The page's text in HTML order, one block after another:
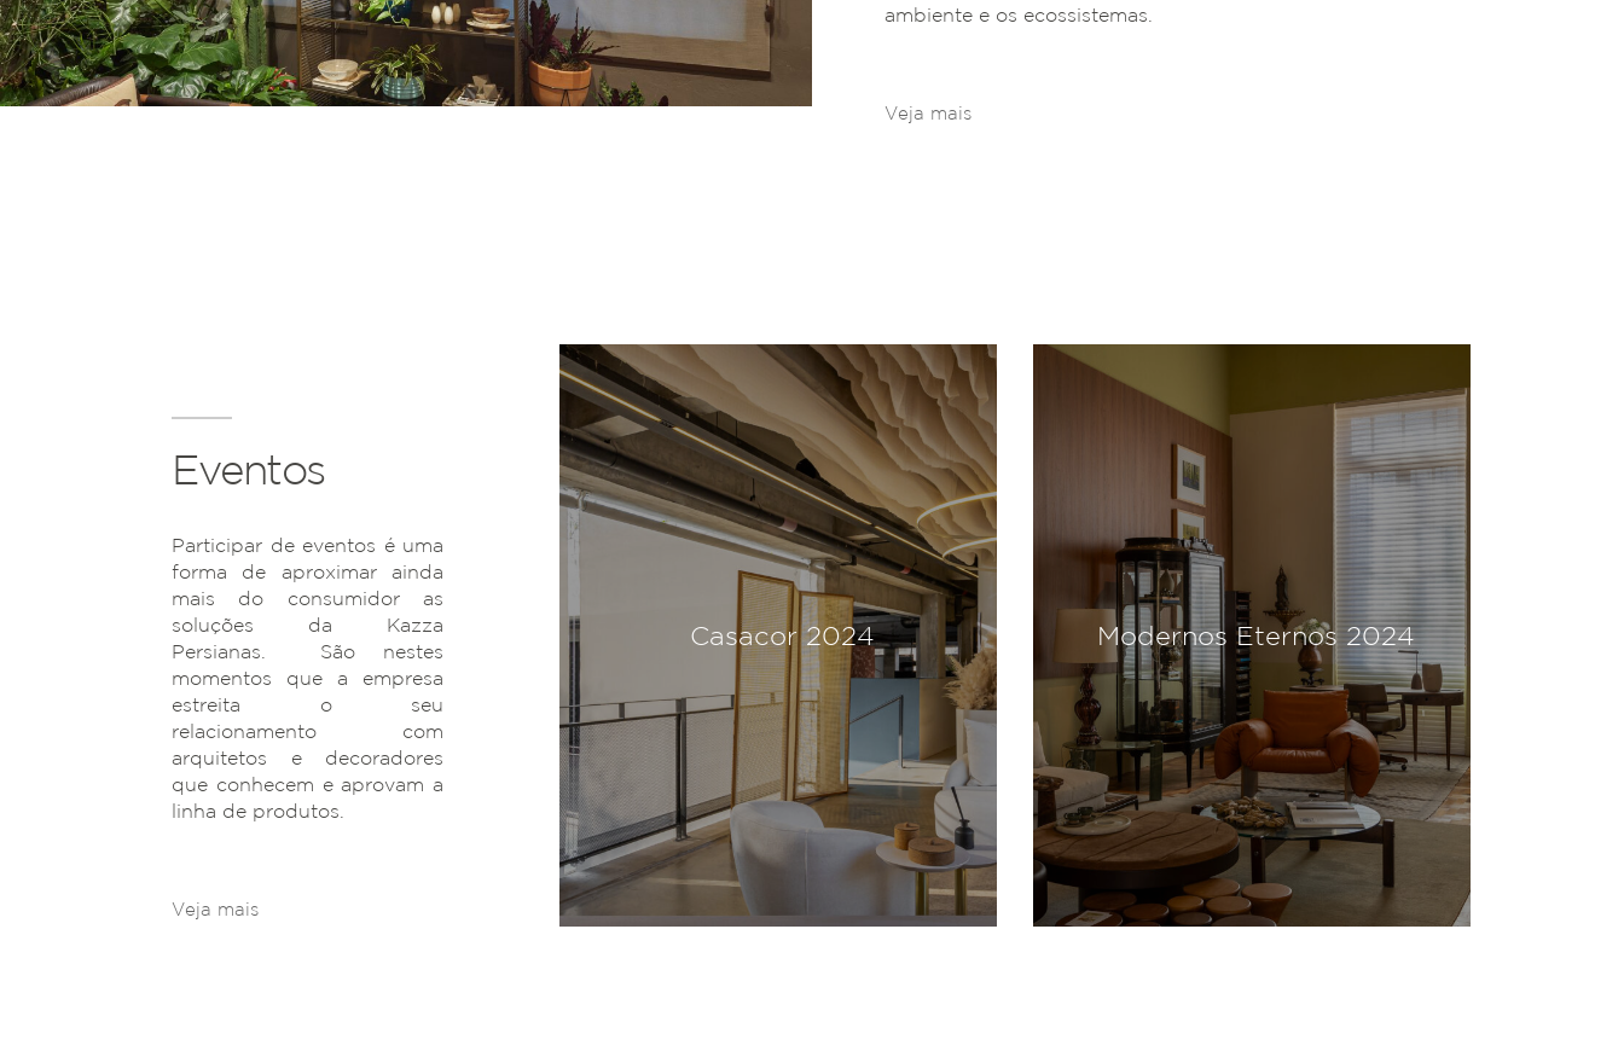
ambiente e os ecossistemas.
Veja mais
Eventos
Participar de eventos é uma
forma de aproximar ainda
mais do consumidor as
soluções da Kazza
Persianas. São nestes
momentos que a empresa
estreita o seu
relacionamento com
arquitetos e decoradores
que conhecem e aprovam a
linha de produtos.
Veja mais
Casacor 2024 Modernos Eternos 2024